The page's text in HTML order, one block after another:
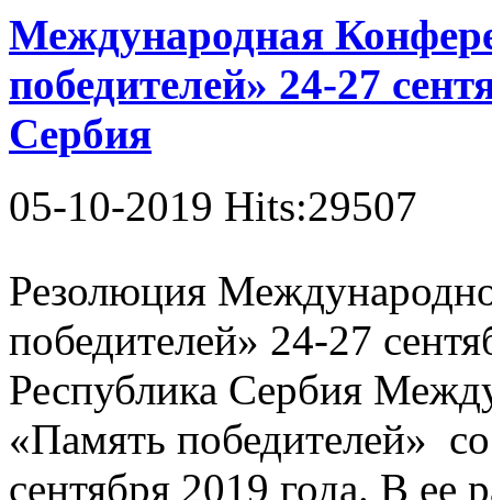
Международная
победителей» 24-27
Сербия
05-10-2019 Hits:29507
Резолюция
победителей» 24-27
Республика Сербия
«Память победителей»
сентября 2019 года. В ее